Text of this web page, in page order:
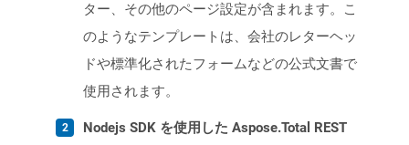
ター、その他のページ設定が含まれます。こ
のようなテンプレートは、会社のレターヘッ
ドや標準化されたフォームなどの公式文書で
使用されます。
Nodejs SDK を使用した Aspose.Total REST